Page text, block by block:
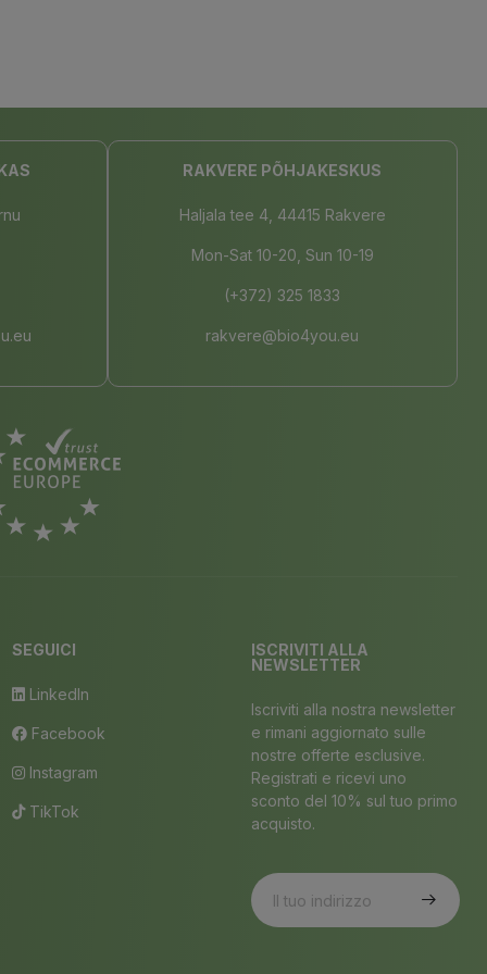
RAKVERE PÕHJAKESKUS
Haljala tee 4, 44415 Rakvere
Mon-Sat 10-20, Sun 10-19
(+372) 325 1833
rakvere@bio4you.eu
SEGUICI
LinkedIn
Facebook
Instagram
TikTok
ISCRIVITI ALLA
NEWSLETTER
Iscriviti alla nostra newsletter
e rimani aggiornato sulle
nostre offerte esclusive.
Registrati e ricevi uno
sconto del 10% sul tuo primo
acquisto.